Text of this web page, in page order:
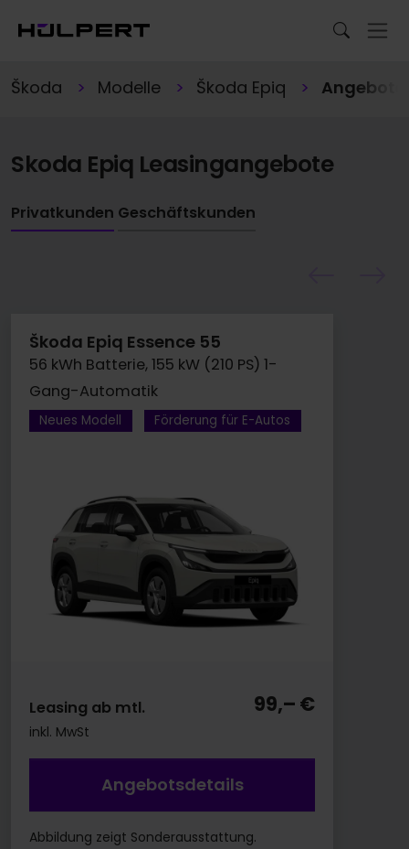
Škoda Modelle Škoda Epiq Angebote
Skoda Epiq Leasingangebote
Privatkunden Geschäftskunden
Škoda Epiq Essence 55
56 kWh Batterie, 155 kW (210 PS) 1-
Gang-Automatik
Neues Modell Förderung für E-Autos
Leasing ab mtl. 99,– €
inkl. MwSt
Angebotsdetails
Abbildung zeigt Sonderausstattung.